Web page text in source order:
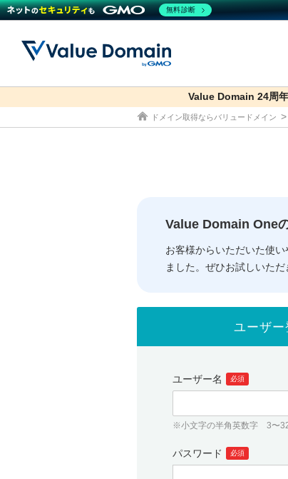
ドメイン
レンタルサーバー
セキュリティ
サービス 従来の
従来の
Value Domain 24周年
ドメイン取得ならバリュードメイン
Value Domain One
お客様からいただいた使
ました。ぜひお試しいた
ユーザ
ユーザー名 必須
※小文字の半角英数字 3〜
パスワード 必須
無料診断